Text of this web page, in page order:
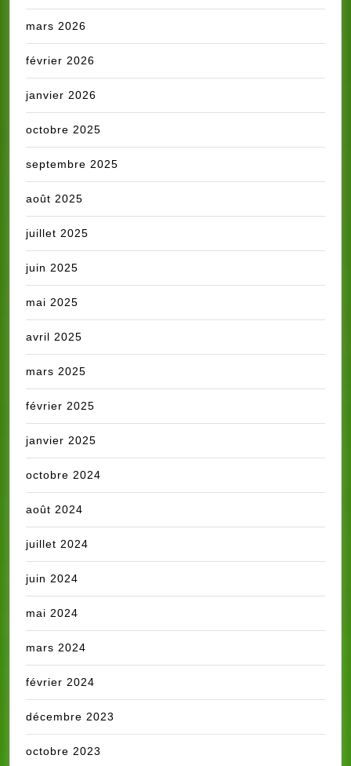
mars 2026
février 2026
janvier 2026
octobre 2025
septembre 2025
août 2025
juillet 2025
juin 2025
mai 2025
avril 2025
mars 2025
février 2025
janvier 2025
octobre 2024
août 2024
juillet 2024
juin 2024
mai 2024
mars 2024
février 2024
décembre 2023
octobre 2023